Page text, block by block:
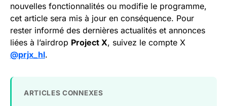
nouvelles fonctionnalités ou modifie le programme,
cet article sera mis à jour en conséquence. Pour
rester informé des dernières actualités et annonces
liées à l’airdrop Project X, suivez le compte X
@prjx_hl.
ARTICLES CONNEXES